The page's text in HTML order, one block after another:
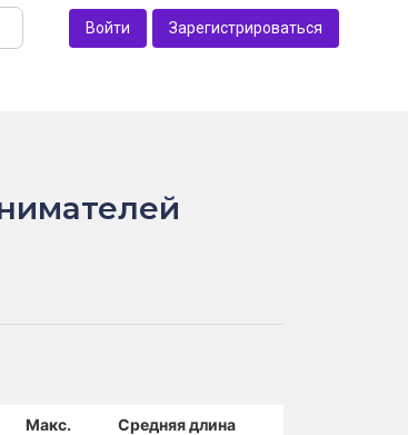
Войти Зарегистрироваться
Макс.
Средняя длина